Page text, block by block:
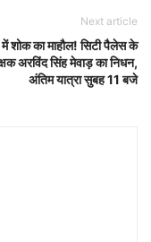
Next article
शोक का माहौल! सिटी पैलेस के
अरविंद सिंह मेवाड़ का निधन,
अंतिम यात्रा सुबह 11 बजे